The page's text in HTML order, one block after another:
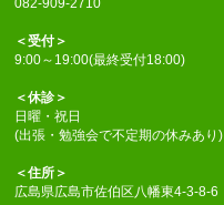
＜受付＞
9:00～19:00(最終受付18:00)
＜休診＞
日曜・祝日
(出張・勉強会で不定期の休みあり)
＜住所＞
広島県広島市佐伯区八幡東4-3-8-6